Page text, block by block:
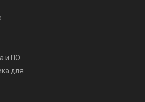
и ПО
для